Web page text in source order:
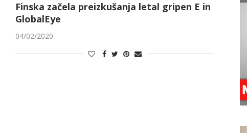
Finska začela preizkušanja letal gripen E in
GlobalEye
04/02/2020